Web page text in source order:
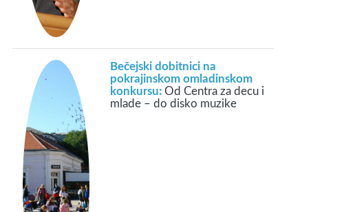
Bečejski dobitnici na
pokrajinskom omladinskom
konkursu: Od Centra za decu i
mlade – do disko muzike